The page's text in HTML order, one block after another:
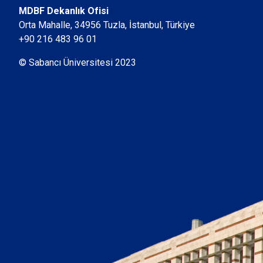
MDBF Dekanlık Ofisi
Orta Mahalle, 34956 Tuzla, İstanbul, Türkiye
+90 216 483 96 01
© Sabancı Üniversitesi 2023